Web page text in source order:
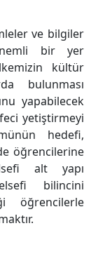
ve bilgiler
bir yer
kültür
bulunması
yapabilecek
yetiştirmeyi
hedefi,
öğrencilerine
alt yapı
bilincini
öğrencilerle